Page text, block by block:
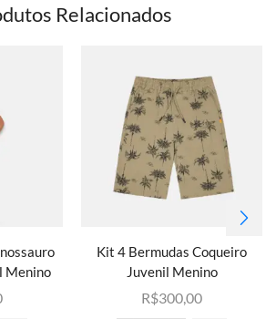
Relacionados
Menino
Kit 4 Bermudas Coqueiro
Juvenil Menino
R$300,00